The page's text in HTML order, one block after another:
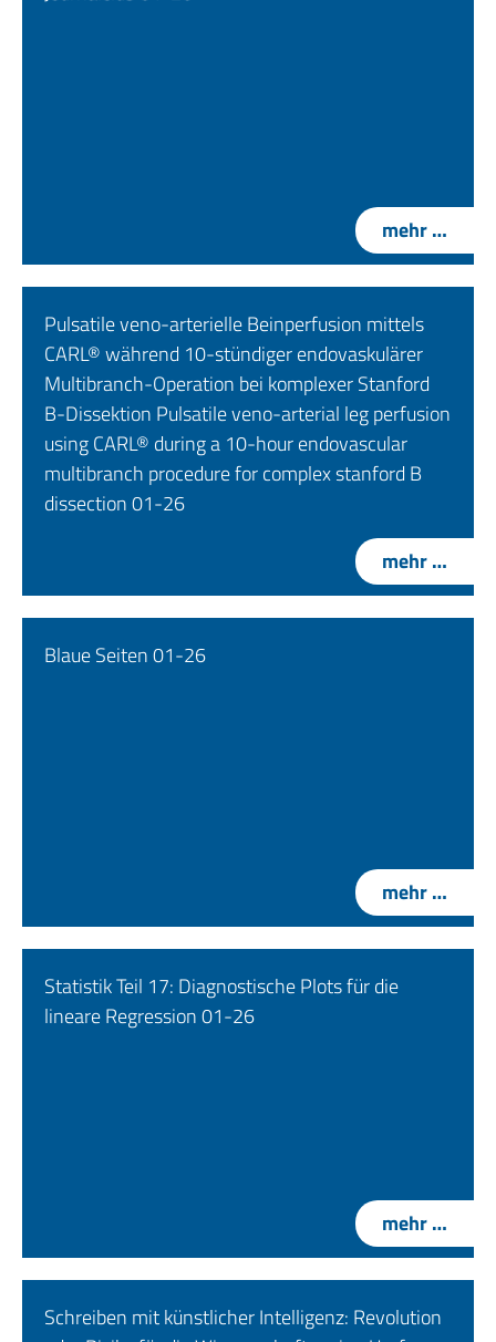
mehr …
Pulsatile veno-arterielle Beinperfusion mittels
CARL® während 10-stündiger endovaskulärer
Multibranch-Operation bei komplexer Stanford
B-Dissektion Pulsatile veno-arterial leg perfusion
using CARL® during a 10-hour endovascular
multibranch procedure for complex stanford B
dissection 01-26
mehr …
Blaue Seiten 01-26
mehr …
Statistik Teil 17: Diagnostische Plots für die
lineare Regression 01-26
mehr …
Schreiben mit künstlicher Intelligenz: Revolution